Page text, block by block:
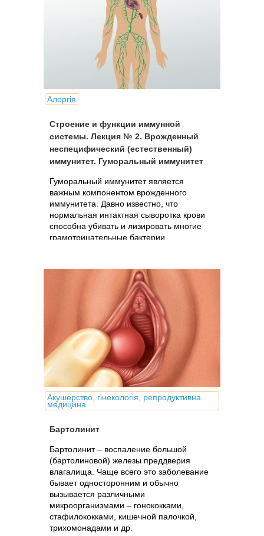
Алергія
Строение и функции иммунной
системы. Лекция № 2. Врожденный
неспецифический (естественный)
иммунитет. Гуморальный иммунитет
Гуморальный иммунитет является
важным компонентом врожденного
иммунитета. Давно известно, что
нормальная интактная сыворотка крови
способна убивать и лизировать многие
грамотрицательные бактерии.
Акушерство, гінекологія, репродуктивна
медицина
Бартолинит
Бартолинит – воспаление большой
(бартолиновой) железы преддверия
влагалища. Чаще всего это заболевание
бывает односторонним и обычно
вызывается различными
микроорганизмами – гонококками,
стафилококками, кишечной палочкой,
трихомонадами и др.